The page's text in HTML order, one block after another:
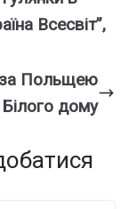
Всесвіт”,
Польщею
Білого дому